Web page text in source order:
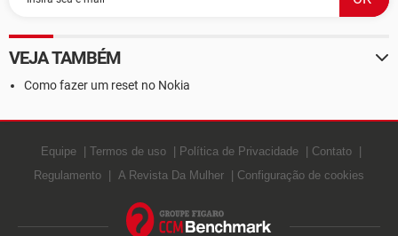
VEJA TAMBÉM
Como fazer um reset no Nokia
Equipe Termos de uso Política de Privacidade
Contato
Regulamento
A Revista Da Mulher Configuração de cookies